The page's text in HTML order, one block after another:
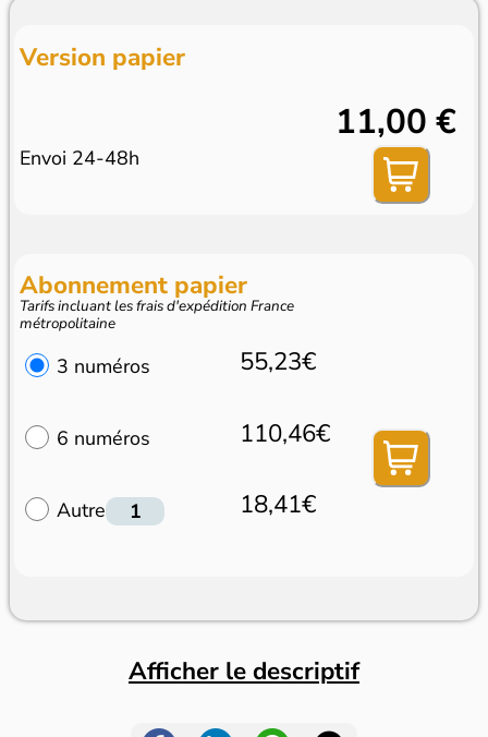
Version papier
Envoi 24-48h
11,00 €
Abonnement papier
Tarifs incluant les frais d'expédition France
métropolitaine
3 numéros 55,23€
6 numéros 110,46€
Autre 18,41€
Afficher le descriptif